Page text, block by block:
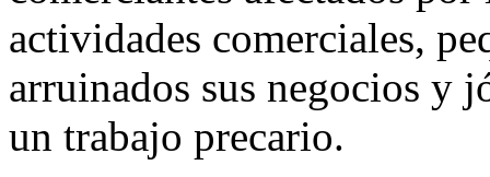
actividades comerciales,
arruinados sus negocios y
un trabajo precario.